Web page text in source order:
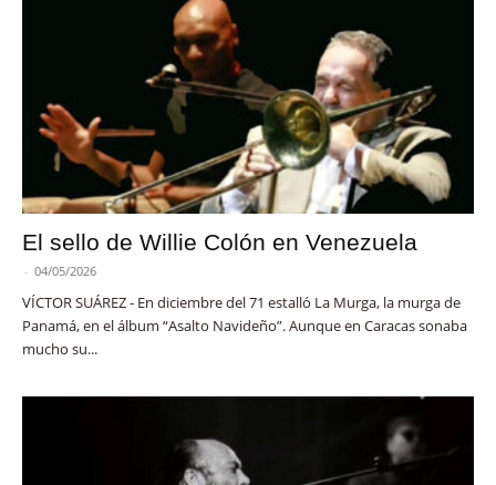
El sello de Willie Colón en Venezuela
- 04/05/2026
VÍCTOR SUÁREZ - En diciembre del 71 estalló La Murga, la murga de
Panamá, en el álbum “Asalto Navideño”. Aunque en Caracas sonaba
mucho su...